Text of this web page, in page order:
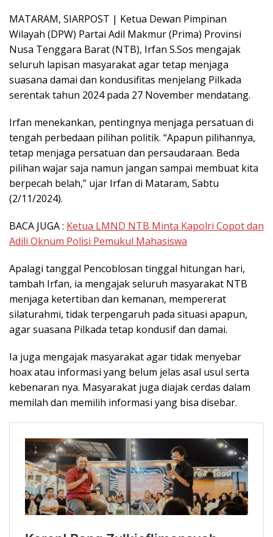
MATARAM, SIARPOST | Ketua Dewan Pimpinan
Wilayah (DPW) Partai Adil Makmur (Prima) Provinsi
Nusa Tenggara Barat (NTB), Irfan S.Sos mengajak
seluruh lapisan masyarakat agar tetap menjaga
suasana damai dan kondusifitas menjelang Pilkada
serentak tahun 2024 pada 27 November mendatang.
Irfan menekankan, pentingnya menjaga persatuan di
tengah perbedaan pilihan politik. “Apapun pilihannya,
tetap menjaga persatuan dan persaudaraan. Beda
pilihan wajar saja namun jangan sampai membuat kita
berpecah belah,” ujar Irfan di Mataram, Sabtu
(2/11/2024).
BACA JUGA : Ketua LMND NTB Minta Kapolri Copot dan
Adili Oknum Polisi Pemukul Mahasiswa
Apalagi tanggal Pencoblosan tinggal hitungan hari,
tambah Irfan, ia mengajak seluruh masyarakat NTB
menjaga ketertiban dan kemanan, mempererat
silaturahmi, tidak terpengaruh pada situasi apapun,
agar suasana Pilkada tetap kondusif dan damai.
Ia juga mengajak masyarakat agar tidak menyebar
hoax atau informasi yang belum jelas asal usul serta
kebenaran nya. Masyarakat juga diajak cerdas dalam
memilah dan memilih informasi yang bisa disebar.